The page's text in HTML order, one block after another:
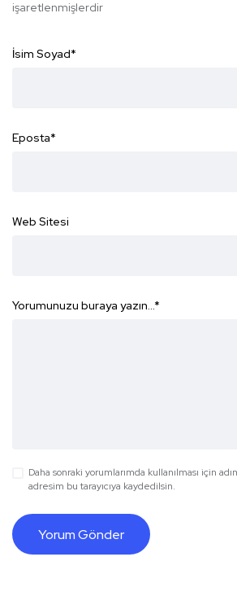
işaretlenmişlerdir
İsim Soyad*
Eposta*
Web Sitesi
Yorumunuzu buraya yazın...*
Daha sonraki yorumlarımda kullanılması için
adresim bu tarayıcıya kaydedilsin.